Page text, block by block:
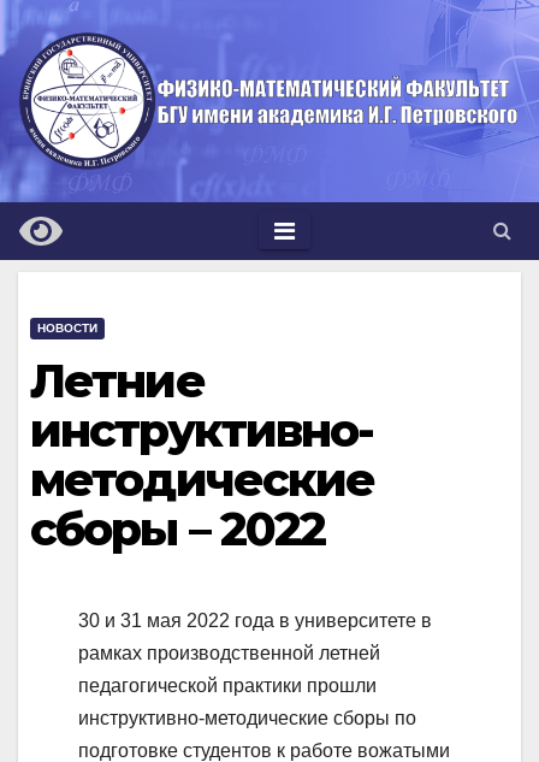
Перейти
к
содержимому
НОВОСТИ
Летние
инструктивно-
методические
сборы – 2022
30 и 31 мая 2022 года в университете в
рамках производственной летней
педагогической практики прошли
инструктивно-методические сборы по
подготовке студентов к работе вожатыми